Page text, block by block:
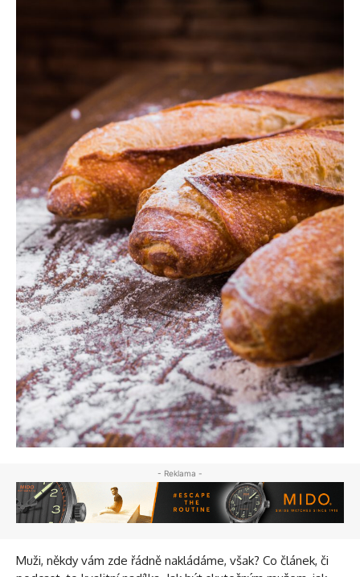
- Reklama -
Muži, někdy vám zde řádně nakládáme, však? Co článek, či